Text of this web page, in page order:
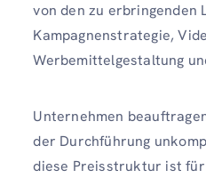
von den zu erbringenden
Kampagnenstrategie,
Werbemittelgestaltung
Unternehmen
der Durchführung
diese Preisstruktur ist für